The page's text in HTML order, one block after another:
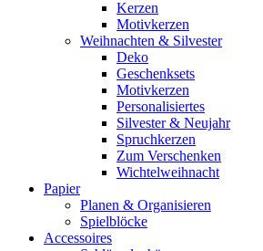
Kerzen
Motivkerzen
Weihnachten & Silvester
Deko
Geschenksets
Motivkerzen
Personalisiertes
Silvester & Neujahr
Spruchkerzen
Zum Verschenken
Wichtelweihnacht
Papier
Planen & Organisieren
Spielblöcke
Accessoires